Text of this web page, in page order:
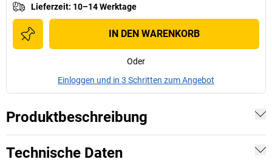
Lieferzeit: 10–14 Werktage
IN DEN WARENKORB
Oder
Einloggen und in 3 Schritten zum Angebot
Produktbeschreibung
Technische Daten